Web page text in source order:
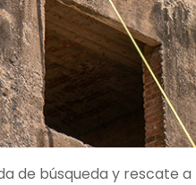
de búsqueda y rescate